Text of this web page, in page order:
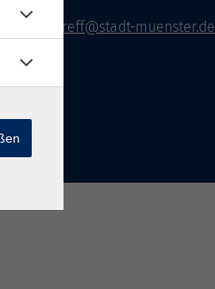
vhs-infotreff@stadt-muenster.de